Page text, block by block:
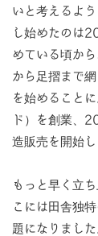
いと考えるよ
し始めたのは
めている頃か
から足摺まで
を始めること
ド）を創業、
造販売を開始し
もっと早く立
こには田舎独
題になりまし